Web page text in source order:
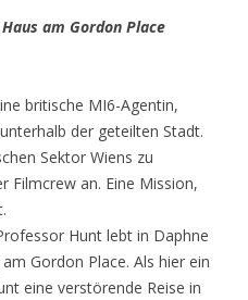
am Gordon Place
britische MI6-Agentin,
der geteilten Stadt.
Sektor Wiens zu
Filmcrew an. Eine Mission,
Hunt lebt in Daphne
Gordon Place. Als hier ein
eine verstörende Reise in